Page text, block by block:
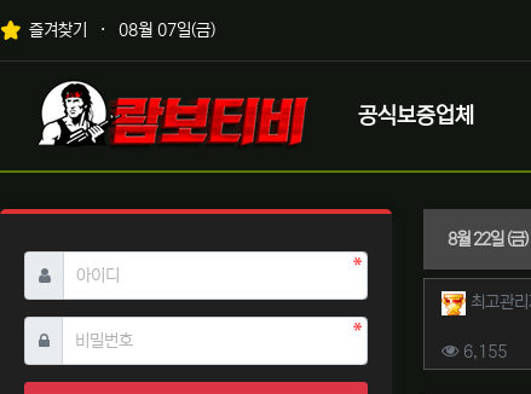
상단 네비
즐겨찾기 08월 07일(금)
메인 메뉴
로고
공식보증업체
8월 22일 (금
작성자
최고관
컨텐츠
6,155조회
아이디 필수
비밀번호필수